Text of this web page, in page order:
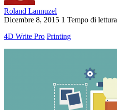
Roland Lannuzel
Dicembre 8, 2015 1 Tempo di lettura
4D Write Pro Printing